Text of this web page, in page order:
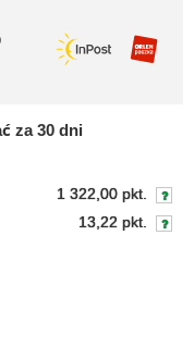
za 30 dni
1 322,00 pkt.
13,22 pkt.